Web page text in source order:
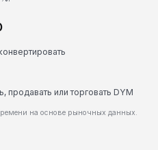
продавать или торговать DYM
на основе рыночных данных.